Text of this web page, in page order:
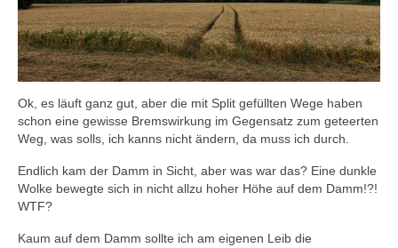
Ok, es läuft ganz gut, aber die mit Split gefüllten Wege haben
schon eine gewisse Bremswirkung im Gegensatz zum geteerten
Weg, was solls, ich kanns nicht ändern, da muss ich durch.
Endlich kam der Damm in Sicht, aber was war das? Eine dunkle
Wolke bewegte sich in nicht allzu hoher Höhe auf dem Damm!?!
WTF?
Kaum auf dem Damm sollte ich am eigenen Leib die